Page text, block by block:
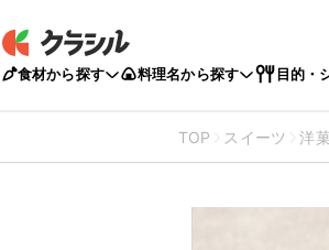
食材から探す 料理名から探す 目的・
TOP スイーツ 洋